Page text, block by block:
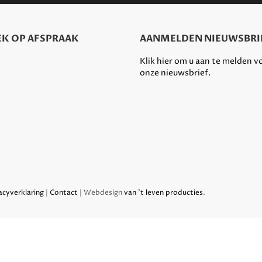
OP AFSPRAAK AANMELDEN
Klik hier om u aan te melden
onze nieuwsbrief.
| Contact | Webdesignvan 't leven producties.